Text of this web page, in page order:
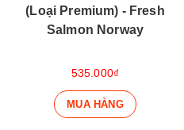
(Loại Premium) - Fresh
Salmon Norway
535.000₫
MUA HÀNG